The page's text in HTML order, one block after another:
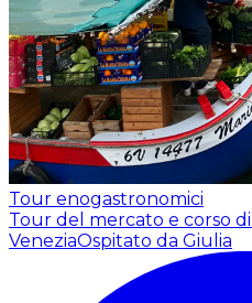
Tour enogastronomici
Tour del mercato e corso
VeneziaOspitato da Giulia